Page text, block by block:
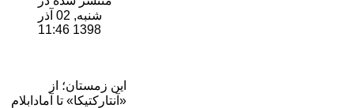
شنبه, 02 آذر
1398 11:46
این زمستان؛ از
«آنتارکتیکا» تا آمادابلام